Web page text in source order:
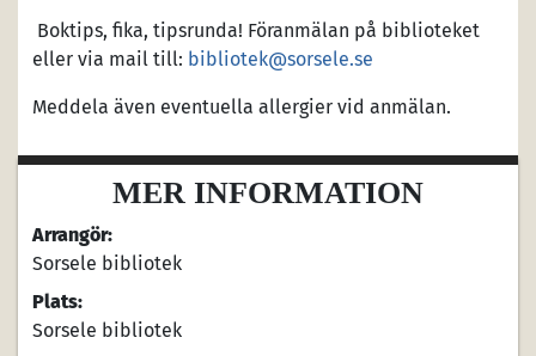
Boktips, fika, tipsrunda! Föranmälan på biblioteket
eller via mail till: bibliotek@sorsele.se
Meddela även eventuella allergier vid anmälan.
MER INFORMATION
Arrangör:
Sorsele bibliotek
Plats:
Sorsele bibliotek